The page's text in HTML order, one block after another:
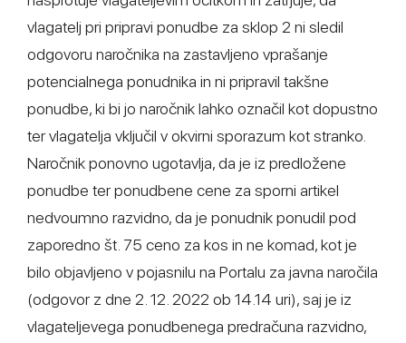
vlagatelj pri pripravi ponudbe za sklop 2 ni sledil
odgovoru naročnika na zastavljeno vprašanje
potencialnega ponudnika in ni pripravil takšne
ponudbe, ki bi jo naročnik lahko označil kot dopustno
ter vlagatelja vključil v okvirni sporazum kot stranko.
Naročnik ponovno ugotavlja, da je iz predložene
ponudbe ter ponudbene cene za sporni artikel
nedvoumno razvidno, da je ponudnik ponudil pod
zaporedno št. 75 ceno za kos in ne komad, kot je
bilo objavljeno v pojasnilu na Portalu za javna naročila
(odgovor z dne 2. 12. 2022 ob 14.14 uri), saj je iz
vlagateljevega ponudbenega predračuna razvidno,